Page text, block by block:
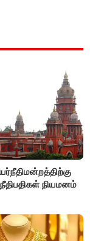
நீதிபதிகள் நியமனம்